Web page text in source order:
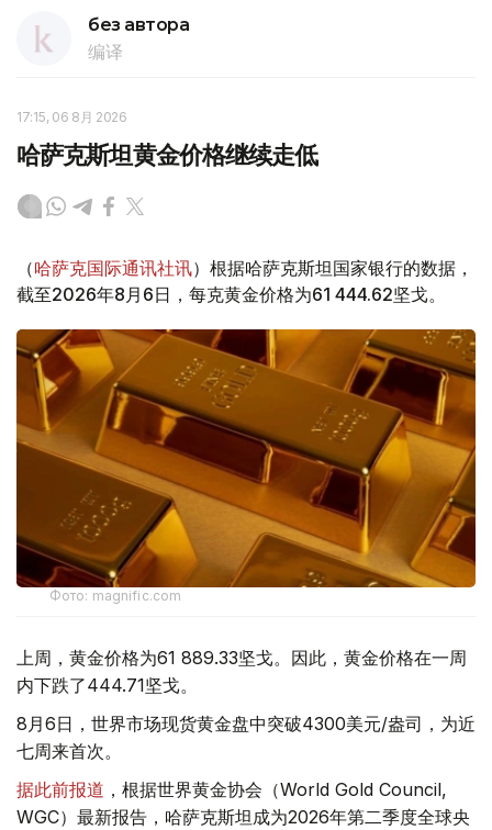
без автора
编译
17:15, 06 8月 2026
哈萨克斯坦黄金价格继续走低
（哈萨克国际通讯社讯）根据哈萨克斯坦国家银行的数据，
截至2026年8月6日，每克黄金价格为61 444.62坚戈。
Фото: magnific.com
上周，黄金价格为61 889.33坚戈。因此，黄金价格在一周
内下跌了444.71坚戈。
8月6日，世界市场现货黄金盘中突破4300美元/盎司，为近
七周来首次。
据此前报道 ，根据世界黄金协会（World Gold Council,
WGC）最新报告，哈萨克斯坦成为2026年第二季度全球央